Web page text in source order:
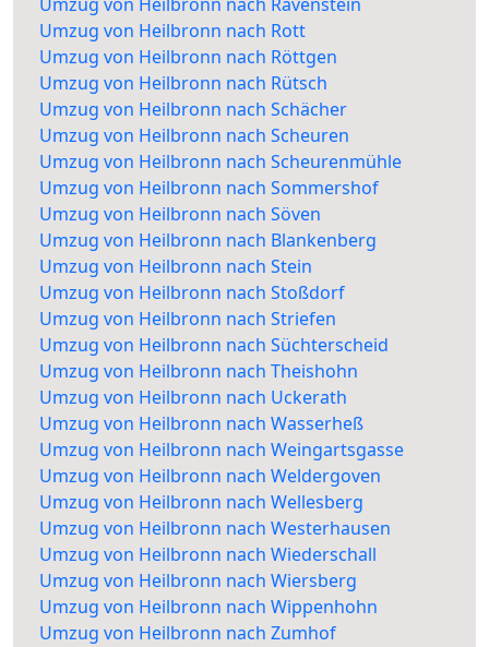
Umzug von Heilbronn nach Rott
Umzug von Heilbronn nach Röttgen
Umzug von Heilbronn nach Rütsch
Umzug von Heilbronn nach Schächer
Umzug von Heilbronn nach Scheuren
Umzug von Heilbronn nach Scheurenmühle
Umzug von Heilbronn nach Sommershof
Umzug von Heilbronn nach Söven
Umzug von Heilbronn nach Blankenberg
Umzug von Heilbronn nach Stein
Umzug von Heilbronn nach Stoßdorf
Umzug von Heilbronn nach Striefen
Umzug von Heilbronn nach Süchterscheid
Umzug von Heilbronn nach Theishohn
Umzug von Heilbronn nach Uckerath
Umzug von Heilbronn nach Wasserheß
Umzug von Heilbronn nach Weingartsgasse
Umzug von Heilbronn nach Weldergoven
Umzug von Heilbronn nach Wellesberg
Umzug von Heilbronn nach Westerhausen
Umzug von Heilbronn nach Wiederschall
Umzug von Heilbronn nach Wiersberg
Umzug von Heilbronn nach Wippenhohn
Umzug von Heilbronn nach Zumhof